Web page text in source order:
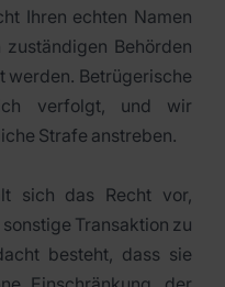
Ihren echten Namen
Behörden
Betrügerische
verfolgt, und wir
Strafe anstreben.
sich das Recht vor,
Transaktion zu
besteht, dass sie